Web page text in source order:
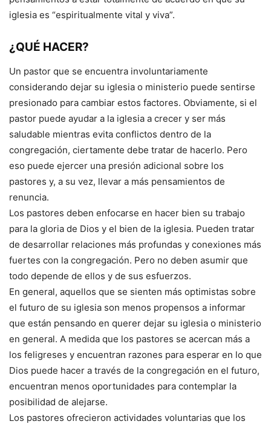
iglesia es “espiritualmente vital y viva”.
¿QUÉ HACER?
Un pastor que se encuentra involuntariamente
considerando dejar su iglesia o ministerio puede sentirse
presionado para cambiar estos factores. Obviamente, si el
pastor puede ayudar a la iglesia a crecer y ser más
saludable mientras evita conflictos dentro de la
congregación, ciertamente debe tratar de hacerlo. Pero
eso puede ejercer una presión adicional sobre los
pastores y, a su vez, llevar a más pensamientos de
renuncia.
Los pastores deben enfocarse en hacer bien su trabajo
para la gloria de Dios y el bien de la iglesia. Pueden tratar
de desarrollar relaciones más profundas y conexiones más
fuertes con la congregación. Pero no deben asumir que
todo depende de ellos y de sus esfuerzos.
En general, aquellos que se sienten más optimistas sobre
el futuro de su iglesia son menos propensos a informar
que están pensando en querer dejar su iglesia o ministerio
en general. A medida que los pastores se acercan más a
los feligreses y encuentran razones para esperar en lo que
Dios puede hacer a través de la congregación en el futuro,
encuentran menos oportunidades para contemplar la
posibilidad de alejarse.
Los pastores ofrecieron actividades voluntarias que los